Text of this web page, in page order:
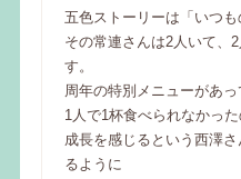
五色ストーリーは「いつも
その常連さんは2人いて、
す。
周年の特別メニューがあ
1人で1杯食べられなかっ
成長を感じるという西澤
るように